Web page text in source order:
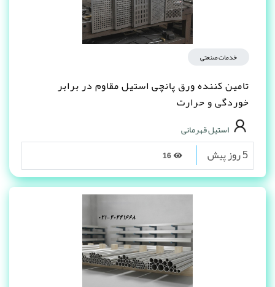
خدمات صنعتی
تامین کننده ورق پانچی استیل مقاوم در برابر
خوردگی و حرارت
استیل قهرمانی
5 روز پیش